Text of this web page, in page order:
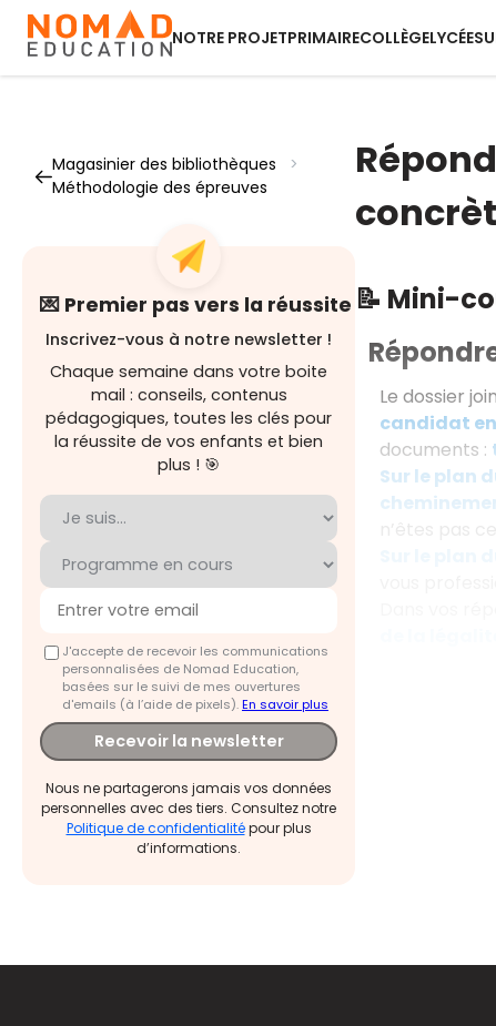
NOTRE PROJETPRIMAIRECOLLÈGELYCÉE
Magasinier des bibliothèques
>
Méthodologie des épreuves
💌 Premier pas vers la réussite
Inscrivez-vous à notre newsletter !
Chaque semaine dans votre boite
mail : conseils, contenus
pédagogiques, toutes les clés pour
la réussite de vos enfants et bien
plus ! 🎯
J'accepte de recevoir les communications
personnalisées de Nomad Education,
basées sur le suivi de mes ouvertures
d'emails (à l’aide de pixels).En savoir plus
Recevoir la newsletter
Nous ne partagerons jamais vos données
personnelles avec des tiers. Consultez notre
Politique de confidentialitépour plus
d’informations.
📝 Mini-
Le dossier
candidat
documents :
Sur le plan